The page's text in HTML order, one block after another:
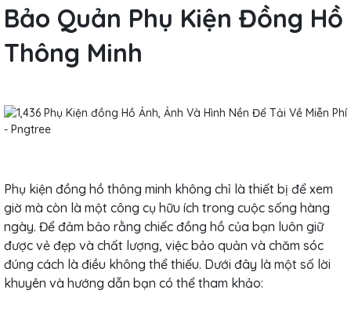
Bảo Quản Phụ Kiện Đồng Hồ
Thông Minh
Phụ kiện đồng hồ thông minh không chỉ là thiết bị để xem
giờ mà còn là một công cụ hữu ích trong cuộc sống hàng
ngày. Để đảm bảo rằng chiếc đồng hồ của bạn luôn giữ
được vẻ đẹp và chất lượng, việc bảo quản và chăm sóc
đúng cách là điều không thể thiếu. Dưới đây là một số lời
khuyên và hướng dẫn bạn có thể tham khảo: